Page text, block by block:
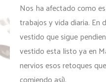
Nos ha afectado como
trabajos y vida diaria. En
vestido que sigue
vestido esta listo ya en
nervios esos retoques